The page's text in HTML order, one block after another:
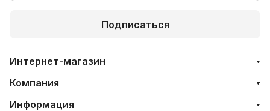
Подписаться
Интернет-магазин
Компания
Информация